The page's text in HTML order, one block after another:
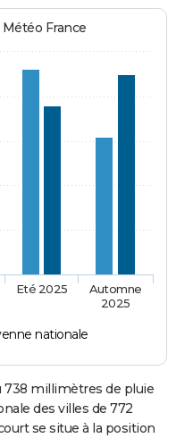
France
nationale
Eté 2025
Automne
2025
738 millimètres de pluie
des villes de 772
se situe à la position